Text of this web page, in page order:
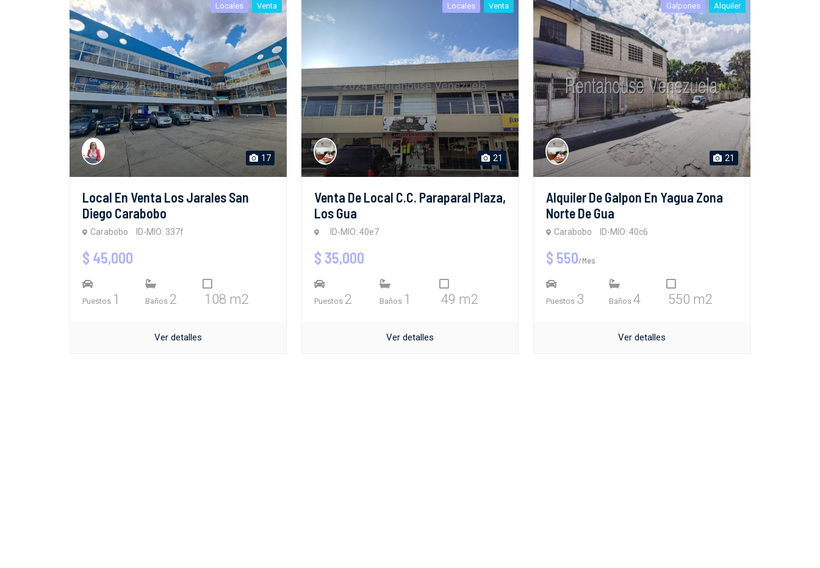
Locales Venta
17
Local En Venta Los Jarales San
Diego Carabobo
Carabobo ID-MIO: 337f
$ 45,000
Puestos 1 Baños 2 108 m2
Ver detalles
Locales Venta
21
Venta De Local C.C. Paraparal Plaza,
Los Gua
ID-MIO: 40e7
$ 35,000
Puestos 2 Baños 1 49 m2
Ver detalles
Galpones Alquiler
21
Alquiler De Galpon En Yagua Zona
Norte De Gua
Carabobo ID-MIO: 40c6
$ 550/Mes
Puestos 3 Baños 4 550 m2
Ver detalles